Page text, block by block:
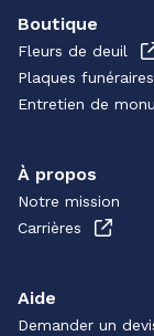
Boutique
Fleurs de deuil
Plaques funéraires
Entretien de
À propos
Notre mission
Carrières
Aide
Demander un